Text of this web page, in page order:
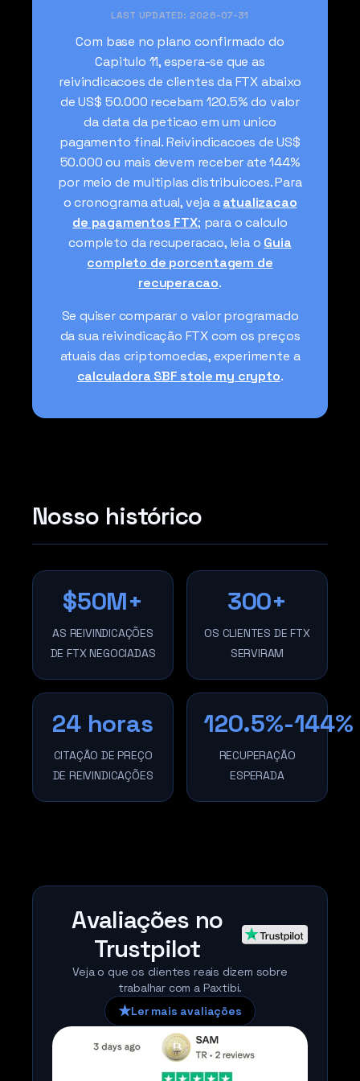
LAST UPDATED: 2026-07-31
Com base no plano confirmado do
Capitulo 11, espera-se que as
reivindicacoes de clientes da FTX abaixo
de US$ 50.000 recebam 120.5% do valor
da data da peticao em um unico
pagamento final. Reivindicacoes de US$
50.000 ou mais devem receber ate 144%
por meio de multiplas distribuicoes. Para
o cronograma atual, veja aatualizacao
de pagamentos FTX; para o calculo
completo da recuperacao, leia o Guia
completo de porcentagem de
recuperacao.
Se quiser comparar o valor programado
da sua reivindicação FTX com os preços
atuais das criptomoedas, experimente a
calculadora SBF stole my crypto.
Nosso histórico
$50M+
AS REIVINDICAÇÕES
DE FTX NEGOCIADAS
300+
OS CLIENTES DE FTX
SERVIRAM
24 horas
CITAÇÃO DE PREÇO
DE REIVINDICAÇÕES
120.5%-144%
RECUPERAÇÃO
ESPERADA
Avaliações no
Trustpilot
Veja o que os clientes reais dizem sobre
trabalhar com a Paxtibi.
Logotipo da Trustpilot
★Ler mais avaliações